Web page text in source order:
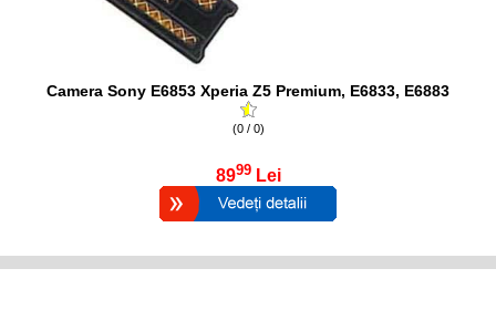
Camera Sony E6853 Xperia Z5 Premium, E6833, E6883
(0 / 0)
8999 Lei